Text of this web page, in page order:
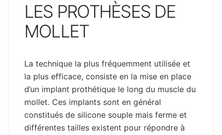
LES PROTHÈSES DE
MOLLET
La technique la plus fréquemment utilisée et
la plus efficace, consiste en la mise en place
d’un implant prothétique le long du muscle du
mollet. Ces implants sont en général
constitués de silicone souple mais ferme et
différentes tailles existent pour répondre à